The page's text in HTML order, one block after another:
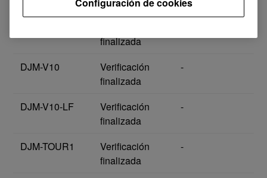
finalizada
DJM-V10
Verificación
finalizada
-
DJM-V10-LF
Verificación
finalizada
-
DJM-TOUR1
Verificación
finalizada
-
Configuración de cookies